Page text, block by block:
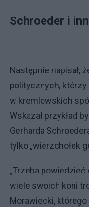
Schroeder i
Następnie napisał,
politycznych, którzy
w kremlowskich
Wskazał przykład
Gerharda
tylko „wierzchołek
„Trzeba powiedzieć
wiele swoich koni
Morawiecki,